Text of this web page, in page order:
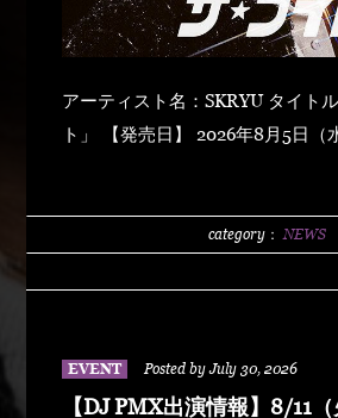
アーティスト名：SKRYU タイトル：「ザ・ライ
ト」 【発売日】 2026年8月5日（水） ハヤスギテ
リング (prod by DJ PMX) マッパ・ノ・オウサマ
category： NEWS
EVENT Posted by July 30, 2026
【DJ PMX出演情報】8/11